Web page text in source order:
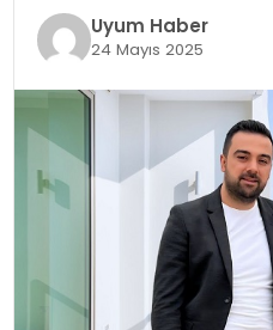
Uyum Haber
24 Mayıs 2025